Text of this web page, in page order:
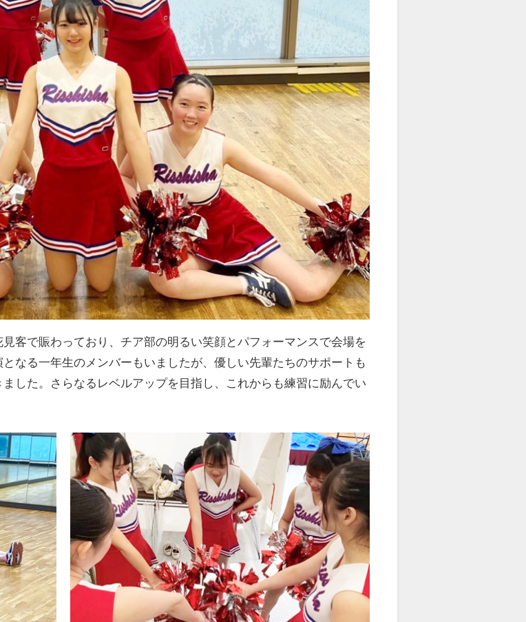
客で賑わっており、チア部の明るい笑顔とパフォーマンスで会場を
なる一年生のメンバーもいましたが、優しい先輩たちのサポートも
した。さらなるレベルアップを目指し、これからも練習に励んでい